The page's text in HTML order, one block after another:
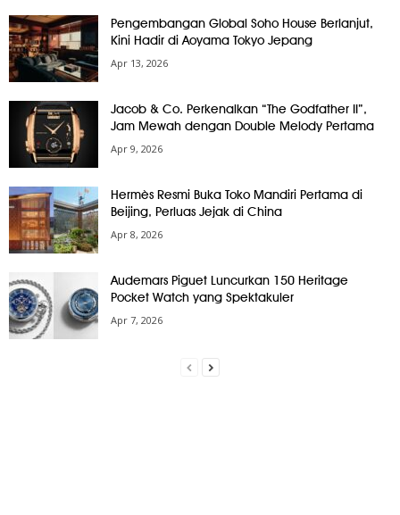
Pengembangan Global Soho House Berlanjut,
Kini Hadir di Aoyama Tokyo Jepang
Apr 13, 2026
Jacob & Co. Perkenalkan “The Godfather II”,
Jam Mewah dengan Double Melody Pertama
Apr 9, 2026
Hermès Resmi Buka Toko Mandiri Pertama di
Beijing, Perluas Jejak di China
Apr 8, 2026
Audemars Piguet Luncurkan 150 Heritage
Pocket Watch yang Spektakuler
Apr 7, 2026